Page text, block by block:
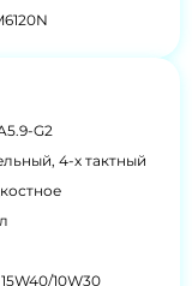
G2
4-х тактный
10W30